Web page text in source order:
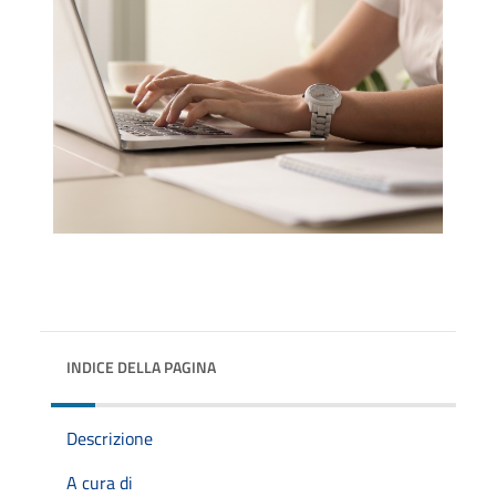
INDICE DELLA PAGINA
Descrizione
A cura di